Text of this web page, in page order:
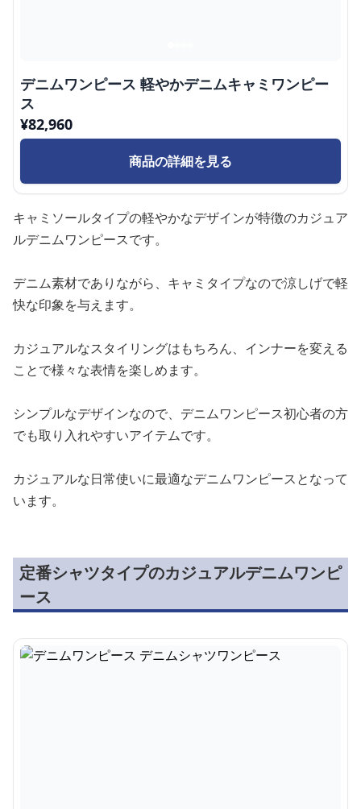
デニムワンピース 軽やかデニムキャミワンピー
ス
¥82,960
商品の詳細を見る
キャミソールタイプの軽やかなデザインが特徴のカジュア
ルデニムワンピースです。
デニム素材でありながら、キャミタイプなので涼しげで軽
快な印象を与えます。
カジュアルなスタイリングはもちろん、インナーを変える
ことで様々な表情を楽しめます。
シンプルなデザインなので、デニムワンピース初心者の方
でも取り入れやすいアイテムです。
カジュアルな日常使いに最適なデニムワンピースとなって
います。
定番シャツタイプのカジュアルデニムワンピ
ース